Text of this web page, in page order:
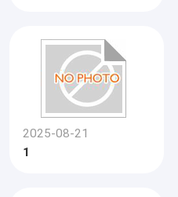
2025-08-21
1